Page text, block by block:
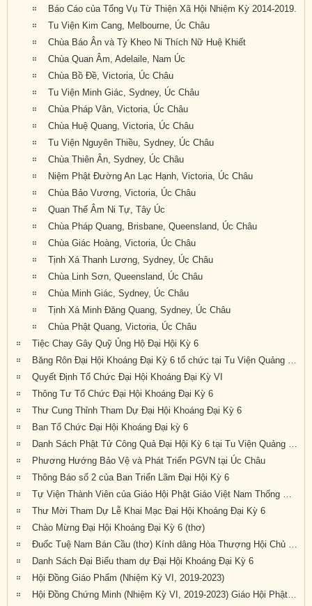
Báo Cáo của Tổng Vụ Từ Thiện Xã Hội Nhiệm Kỳ 2014-2019.
Tu Viện Kim Cang, Melbourne, Úc Châu
Chùa Báo Ân và Tỳ Kheo Ni Thích Nữ Huệ Khiết
Chùa Quan Âm, Adelaile, Nam Úc
Chùa Bồ Đề, Victoria, Úc Châu
Tu Viện Minh Giác, Sydney, Úc Châu
Chùa Pháp Vân, Victoria, Úc Châu
Chùa Huệ Quang, Victoria, Úc Châu
Tu Viện Nguyên Thiều, Sydney, Úc Châu
Chùa Thiên Ân, Sydney, Úc Châu
Niệm Phật Đường An Lạc Hạnh, Victoria, Úc Châu
Chùa Bảo Vương, Victoria, Úc Châu
Quan Thế Âm Ni Tự, Tây Úc
Chùa Pháp Quang, Brisbane, Queensland, Úc Châu
Chùa Giác Hoàng, Victoria, Úc Châu
Tịnh Xá Thanh Lương, Sydney, Úc Châu
Chùa Linh Sơn, Queensland, Úc Châu
Chùa Minh Giác, Sydney, Úc Châu
Tịnh Xá Minh Đăng Quang, Sydney, Úc Châu
Chùa Phật Quang, Victoria, Úc Châu
Tiệc Chay Gây Quỹ Ủng Hộ Đại Hội Kỳ 6
Băng Rôn Đại Hội Khoáng Đại Kỳ 6 tổ chức tại Tu Viện Quảng Đức từ ngày 20 đến 22 tháng 9 năm 2019
Quyết Định Tổ Chức Đại Hội Khoáng Đại Kỳ VI
Thông Tư Tổ Chức Đại Hội Khoáng Đại Kỳ 6
Thư Cung Thỉnh Tham Dự Đại Hội Khoáng Đại Kỳ 6
Ban Tổ Chức Đại Hội Khoáng Đại kỳ 6
Danh Sách Phật Tử Công Quả Đại Hội Kỳ 6 tại Tu Viện Quảng Đức
Phương Hướng Bảo Vệ và Phát Triển PGVN tại Úc Châu
Thông Báo số 2 của Ban Triển Lãm Đại Hội Kỳ 6
Tự Viện Thành Viên của Giáo Hội Phật Giáo Việt Nam Thống Nhất Hải Ngoại tại Úc Đại Lợi- Tân Tây Lan.
Thư Mời Tham Dự Lễ Khai Mạc Đại Hội Khoáng Đại Kỳ 6
Chào Mừng Đại Hội Khoáng Đại Kỳ 6 (thơ)
Đuốc Tuệ Nam Bán Cầu (thơ) Kính dâng Hòa Thượng Hội Chủ cùng Chư Tôn Đức và quý Phật tử gần xa đang về dự Đại Hội Kỳ 6 tại Tu Viện Quảng Đức
Danh Sách Đại Biểu tham dự Đại Hội Khoáng Đại Kỳ 6
Hội Đồng Giáo Phẩm (Nhiệm Kỳ VI, 2019-2023)
Hội Đồng Chứng Minh (Nhiệm Kỳ VI, 2019-2023) Giáo Hội Phật Giáo Việt Nam Thống Nhất Hải Ngoại tại Úc Đại Lợi – Tân Tây Lan